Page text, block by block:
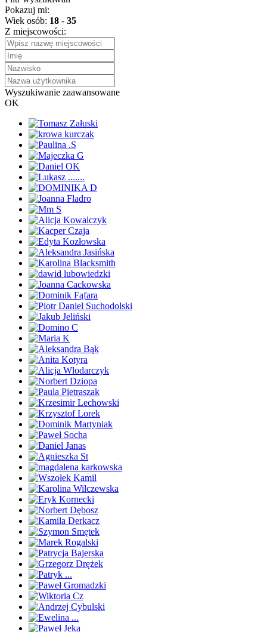
Pokazuj mi:
Wiek osób: 18 - 35
Z miejscowości:
Wyszukiwanie zaawansowane
OK